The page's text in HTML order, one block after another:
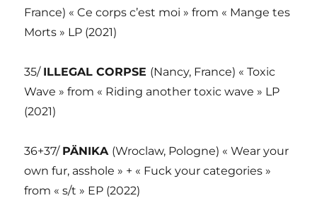
France) « Ce corps c’est moi » from « Mange tes
Morts » LP (2021)
35/ ILLEGAL CORPSE (Nancy, France) « Toxic
Wave » from « Riding another toxic wave » LP
(2021)
36+37/ PÄNIKA (Wroclaw, Pologne) « Wear your
own fur, asshole » + « Fuck your categories »
from « s/t » EP (2022)